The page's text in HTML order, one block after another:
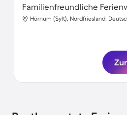
Hörnum (Sylt), Nordfriesland,